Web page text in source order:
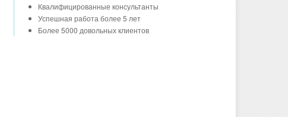
Квалифицированные консультанты
Успешная работа более 5 лет
Более 5000 довольных клиентов